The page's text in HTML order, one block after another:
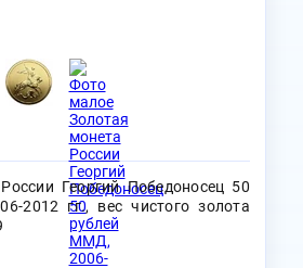
Георгий Победоносец 50
2012 гг., вес чистого золота